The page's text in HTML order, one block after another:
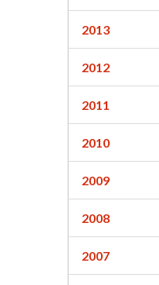
2013
2012
2011
2010
2009
2008
2007